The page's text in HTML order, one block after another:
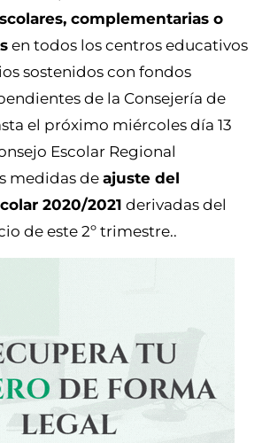
complementarias o
en todos los centros educativos
sostenidos con fondos
de la Consejería de
el próximo miércoles día 13
Escolar Regional
medidas de ajuste del
2020/2021 derivadas del
de este 2º trimestre..